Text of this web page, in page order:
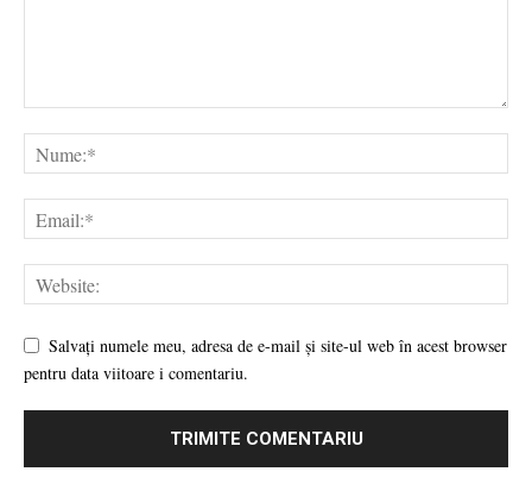
Salvați numele meu, adresa de e-mail și site-ul web în acest browser
pentru data viitoare i comentariu.